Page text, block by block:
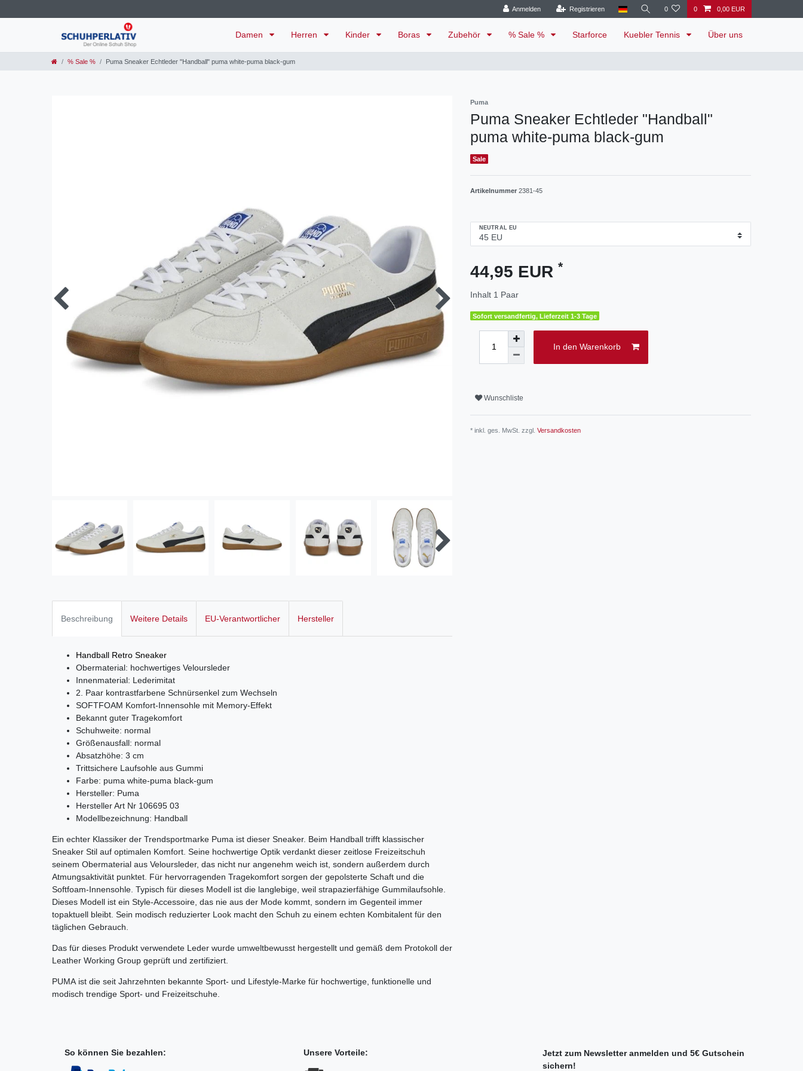
Anmelden Registrieren 0 0 0,00 EUR
Damen Herren Kinder Boras Zubehör % Sale % Starforce Kuebler Tennis Über uns
% Sale % Puma Sneaker Echtleder "Handball" puma white-puma black-gum
Puma
Puma Sneaker Echtleder "Handball"
puma white-puma black-gum
Sale
Artikelnummer 2381-45
NEUTRAL EU
44,95 EUR *
Inhalt 1 Paar
Sofort versandfertig, Lieferzeit 1-3 Tage
In den Warenkorb
Wunschliste
* inkl. ges. MwSt. zzgl. Versandkosten
Beschreibung Weitere Details EU-Verantwortlicher Hersteller
Handball Retro Sneaker
Obermaterial: hochwertiges Veloursleder
Innenmaterial: Lederimitat
2. Paar kontrastfarbene Schnürsenkel zum Wechseln
SOFTFOAM Komfort-Innensohle mit Memory-Effekt
Bekannt guter Tragekomfort
Schuhweite: normal
Größenausfall: normal
Absatzhöhe: 3 cm
Trittsichere Laufsohle aus Gummi
Farbe: puma white-puma black-gum
Hersteller: Puma
Hersteller Art Nr 106695 03
Modellbezeichnung: Handball
Ein echter Klassiker der Trendsportmarke Puma ist dieser Sneaker. Beim Handball trifft klassischer
Sneaker Stil auf optimalen Komfort. Seine hochwertige Optik verdankt dieser zeitlose Freizeitschuh
seinem Obermaterial aus Veloursleder, das nicht nur angenehm weich ist, sondern außerdem durch
Atmungsaktivität punktet. Für hervorragenden Tragekomfort sorgen der gepolsterte Schaft und die
Softfoam-Innensohle. Typisch für dieses Modell ist die langlebige, weil strapazierfähige Gummilaufsohle.
Dieses Modell ist ein Style-Accessoire, das nie aus der Mode kommt, sondern im Gegenteil immer
topaktuell bleibt. Sein modisch reduzierter Look macht den Schuh zu einem echten Kombitalent für den
täglichen Gebrauch.
Das für dieses Produkt verwendete Leder wurde umweltbewusst hergestellt und gemäß dem Protokoll der
Leather Working Group geprüft und zertifiziert.
PUMA ist die seit Jahrzehnten bekannte Sport- und Lifestyle-Marke für hochwertige, funktionelle und
modisch trendige Sport- und Freizeitschuhe.
So können Sie bezahlen: Unsere Vorteile:
Jetzt zum Newsletter anmelden und 5€ Gutschein
sichern!